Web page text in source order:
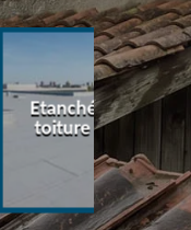
Etanchéité
toiture 76